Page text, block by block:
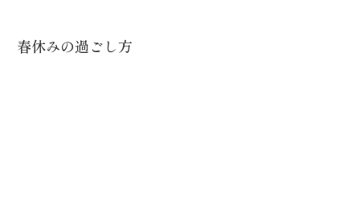
春休みの過ごし方